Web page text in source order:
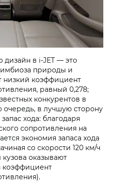
дизайн в i‑JET — это
природы и
низкий коэффициент
равный 0,278;
конкурентов в
очередь, в лучшую сторону
хода: благодаря
сопротивления на
экономия запаса хода
со скорости 120 км/ч
оказывают
коэффициент